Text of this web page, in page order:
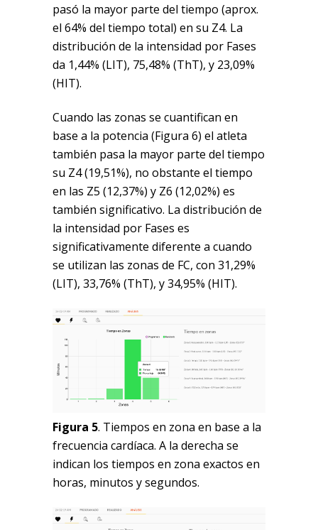
pasó la mayor parte del tiempo (aprox.
el 64% del tiempo total) en su Z4. La
distribución de la intensidad por Fases
da 1,44% (LIT), 75,48% (ThT), y 23,09%
(HIT).
Cuando las zonas se cuantifican en
base a la potencia (Figura 6) el atleta
también pasa la mayor parte del tiempo
su Z4 (19,51%), no obstante el tiempo
en las Z5 (12,37%) y Z6 (12,02%) es
también significativo. La distribución de
la intensidad por Fases es
significativamente diferente a cuando
se utilizan las zonas de FC, con 31,29%
(LIT), 33,76% (ThT), y 34,95% (HIT).
Figura 5. Tiempos en zona en base a la
frecuencia cardíaca. A la derecha se
indican los tiempos en zona exactos en
horas, minutos y segundos.